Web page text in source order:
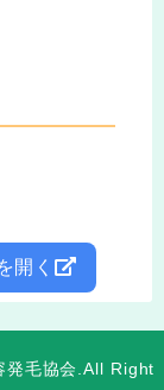
開く
発毛協会 .All Right